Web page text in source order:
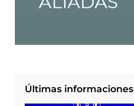
Últimas informaciones